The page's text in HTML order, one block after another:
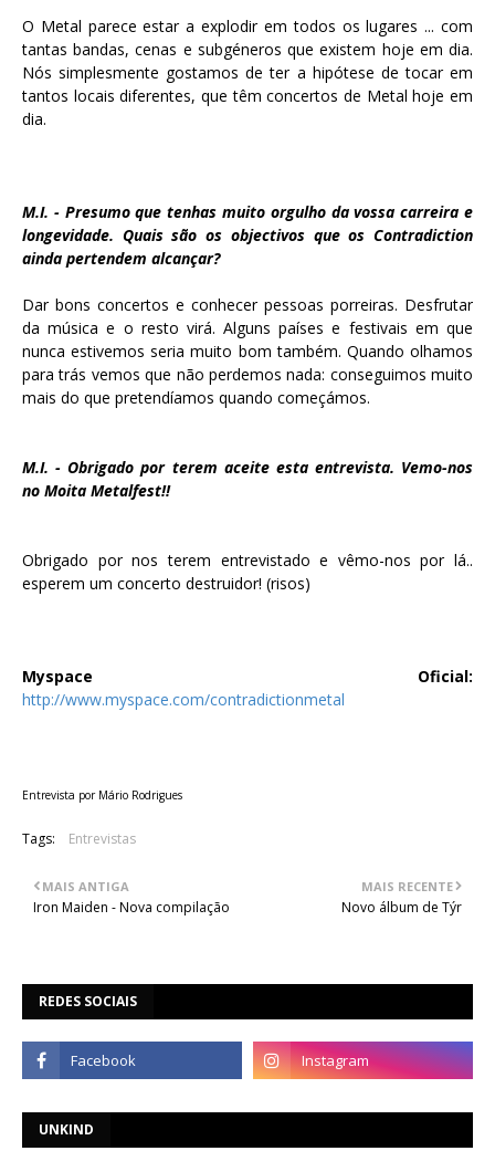
O Metal parece estar a explodir em todos os lugares ... com
tantas bandas, cenas e subgéneros que existem hoje em dia.
Nós simplesmente gostamos de ter a hipótese de tocar em
tantos locais diferentes, que têm concertos de Metal hoje em
dia.
M.I. - Presumo que tenhas muito orgulho da vossa carreira e
longevidade. Quais são os objectivos que os Contradiction
ainda pertendem alcançar?
Dar bons concertos e conhecer pessoas porreiras. Desfrutar
da música e o resto virá. Alguns países e festivais em que
nunca estivemos seria muito bom também. Quando olhamos
para trás vemos que não perdemos nada: conseguimos muito
mais do que pretendíamos quando começámos.
M.I. - Obrigado por terem aceite esta entrevista. Vemo-nos
no Moita Metalfest!!
Obrigado por nos terem entrevistado e vêmo-nos por lá..
esperem um concerto destruidor! (risos)
Myspace Oficial:
http://www.myspace.com/contradictionmetal
Entrevista por Mário Rodrigues
Tags: Entrevistas
MAIS RECENTE
Novo álbum de Týr
MAIS ANTIGA
Iron Maiden - Nova compilação
REDES SOCIAIS
UNKIND